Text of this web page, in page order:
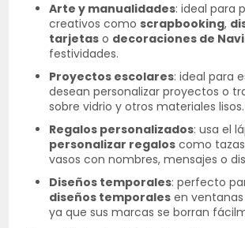
Arte y manualidades: ideal para
creativos comoscrapbooking,
tarjetas o decoraciones de
festividades.
Proyectos escolares: ideal para
desean personalizar proyectos o
sobre vidrio y otros materiales lisos.
Regalos personalizados: usa el
personalizar regalos como
vasos con nombres, mensajes o
Diseños temporales: perfecto
diseños temporales en
ya que sus marcas se borran